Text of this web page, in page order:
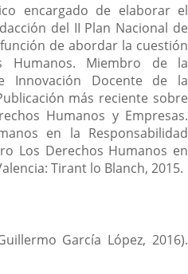
encargado de elaborar el
del II Plan Nacional de
de abordar la cuestión
Humanos. Miembro de la
Innovación Docente de la
más reciente sobre
Humanos y Empresas.
en la Responsabilidad
Los Derechos Humanos en
Tirant lo Blanch, 2015.
García López, 2016).